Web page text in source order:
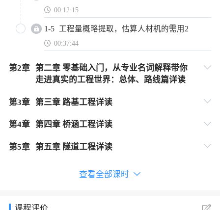
00:12:15
1-5 工程量概略提取，估算人材机的需用2
00:37:44
第2章 第二章 零基础入门，从专业名词解释带你
走进真实的工程世界：总体、路线篇详读
第3章 第三章 路基工程详读
第4章 第四章 桥涵工程详读
第5章 第五章 隧道工程详读
查看全部课时